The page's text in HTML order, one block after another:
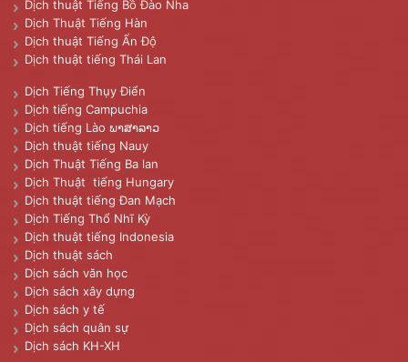
Dịch thuật Tiếng Bồ Đào Nha
Dịch Thuật Tiếng Hàn
Dịch thuật Tiếng Ấn Độ
Dịch thuật tiếng Thái Lan
Dịch Tiếng Thụy Điển
Dịch tiếng Campuchia
Dịch tiếng Lào ພາສາລາວ
Dịch thuật tiếng Nauy
Dịch Thuật Tiếng Ba lan
Dịch Thuật tiếng Hungary
Dịch thuật tiếng Đan Mạch
Dịch Tiếng Thổ Nhĩ Kỳ
Dịch thuật tiếng Indonesia
Dịch thuật sách
Dịch sách văn học
Dịch sách xây dựng
Dịch sách y tế
Dịch sách quân sự
Dịch sách KH-XH